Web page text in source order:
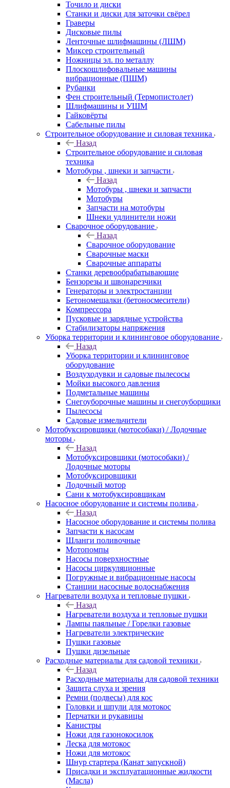
Точило и диски
Станки и диски для заточки свёрел
Граверы
Дисковые пилы
Ленточные шлифмашины (ЛШМ)
Миксер строительный
Ножницы эл. по металлу
Плоскошлифовальные машины
вибрационные (ПШМ)
Рубанки
Фен строительный (Термопистолет)
Шлифмашины и УШМ
Гайковёрты
Сабельные пилы
Строительное оборудование и силовая техника
Назад
Строительное оборудование и силовая
техника
Мотобуры , шнеки и запчасти
Назад
Мотобуры , шнеки и запчасти
Мотобуры
Запчасти на мотобуры
Шнеки удлинители ножи
Сварочное оборудование
Назад
Сварочное оборудование
Сварочные маски
Сварочные аппараты
Станки деревообрабатывающие
Бензорезы и швонарезчики
Генераторы и электростанции
Бетономешалки (бетоносмесители)
Компрессора
Пусковые и зарядные устройства
Стабилизаторы напряжения
Уборка территории и клининговое оборудование
Назад
Уборка территории и клининговое
оборудование
Воздуходувки и садовые пылесосы
Мойки высокого давления
Подметальные машины
Снегоуборочные машины и снегоуборщики
Пылесосы
Садовые измельчители
Мотобуксировщики (мотособаки) / Лодочные
моторы
Назад
Мотобуксировщики (мотособаки) /
Лодочные моторы
Мотобуксировщики
Лодочный мотор
Сани к мотобуксировщикам
Насосное оборудование и системы полива
Назад
Насосное оборудование и системы полива
Запчасти к насосам
Шланги поливочные
Мотопомпы
Насосы поверхностные
Насосы циркуляционные
Погружные и вибрационные насосы
Станции насосные водоснабжения
Нагреватели воздуха и тепловые пушки
Назад
Нагреватели воздуха и тепловые пушки
Лампы паяльные / Горелки газовые
Нагреватели электрические
Пушки газовые
Пушки дизельные
Расходные материалы для садовой техники
Назад
Расходные материалы для садовой техники
Защита слуха и зрения
Ремни (подвесы) для кос
Головки и шпули для мотокос
Перчатки и рукавицы
Канистры
Ножи для газонокосилок
Леска для мотокос
Ножи для мотокос
Шнур стартера (Канат запускной)
Присадки и эксплуатационные жидкости
(Масла)